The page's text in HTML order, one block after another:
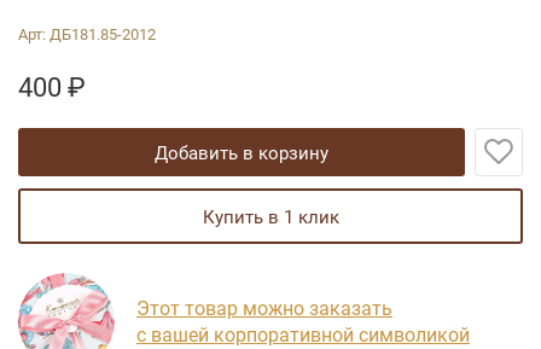
Арт:ДБ181.85-2012
400 ₽
добавить в корзину
купить в 1 клик
Этот товар можно заказать
с вашей корпоративной символикой